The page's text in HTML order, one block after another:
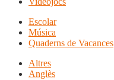
Escolar
Música
Quaderns de Vacances
Altres
Anglès